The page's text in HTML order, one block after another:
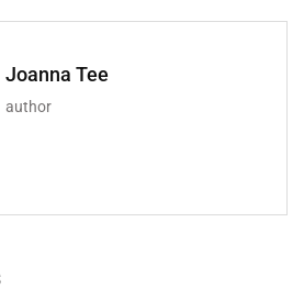
Joanna Tee
author